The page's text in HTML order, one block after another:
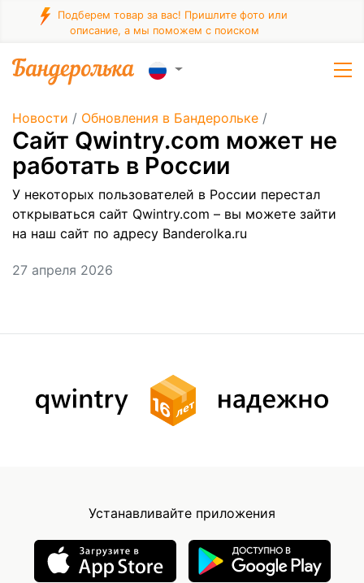
Подберем товар за вас! Пришлите фото или
описание, а мы поможем с поиском
Новости / Обновления в Бандерольке /
Сайт Qwintry.com может не
работать в России
У некоторых пользователей в России перестал
открываться сайт Qwintry.com – вы можете зайти
на наш сайт по адресу Banderolka.ru
27 апреля 2026
Устанавливайте приложения